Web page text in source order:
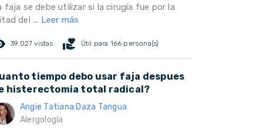
faja se debe utilizar si la cirugía fue por la
del ... Leer más
39.027 vistas volunteer_activism Útil para 166 persona(s)
tiempo debo usar faja despues
histerectomia total radical?
Angie Tatiana Daza Tangua
Alergología